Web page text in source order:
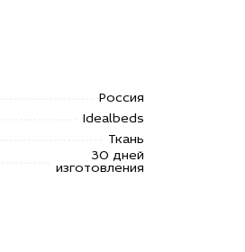
Россия
Idealbeds
Ткань
30 дней
изготовления